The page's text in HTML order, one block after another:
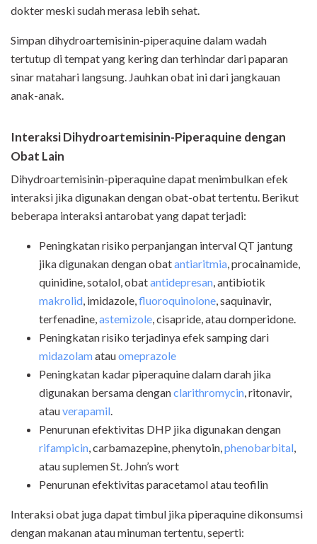
dokter meski sudah merasa lebih sehat.
Simpan dihydroartemisinin-piperaquine dalam wadah
tertutup di tempat yang kering dan terhindar dari paparan
sinar matahari langsung. Jauhkan obat ini dari jangkauan
anak-anak.
InteraksiDihydroartemisinin-Piperaquine dengan
Obat Lain
Dihydroartemisinin-piperaquine dapat menimbulkan efek
interaksi jika digunakan dengan obat-obat tertentu. Berikut
beberapa interaksi antarobat yang dapat terjadi:
Peningkatan risiko perpanjangan interval QT jantung
jika digunakan dengan obatantiaritmia, procainamide,
quinidine, sotalol, obatantidepresan, antibiotik
makrolid, imidazole,fluoroquinolone, saquinavir,
terfenadine,astemizole, cisapride, atau domperidone.
Peningkatan risiko terjadinya efek samping dari
midazolamatauomeprazole
Peningkatan kadar piperaquine dalam darah jika
digunakan bersama denganclarithromycin, ritonavir,
atauverapamil.
Penurunan efektivitas DHP jika digunakan dengan
rifampicin, carbamazepine, phenytoin,phenobarbital,
atau suplemen St. John’s wort
Penurunan efektivitas paracetamol atau teofilin
Interaksi obat juga dapat timbul jika piperaquine dikonsumsi
dengan makanan atau minuman tertentu, seperti: